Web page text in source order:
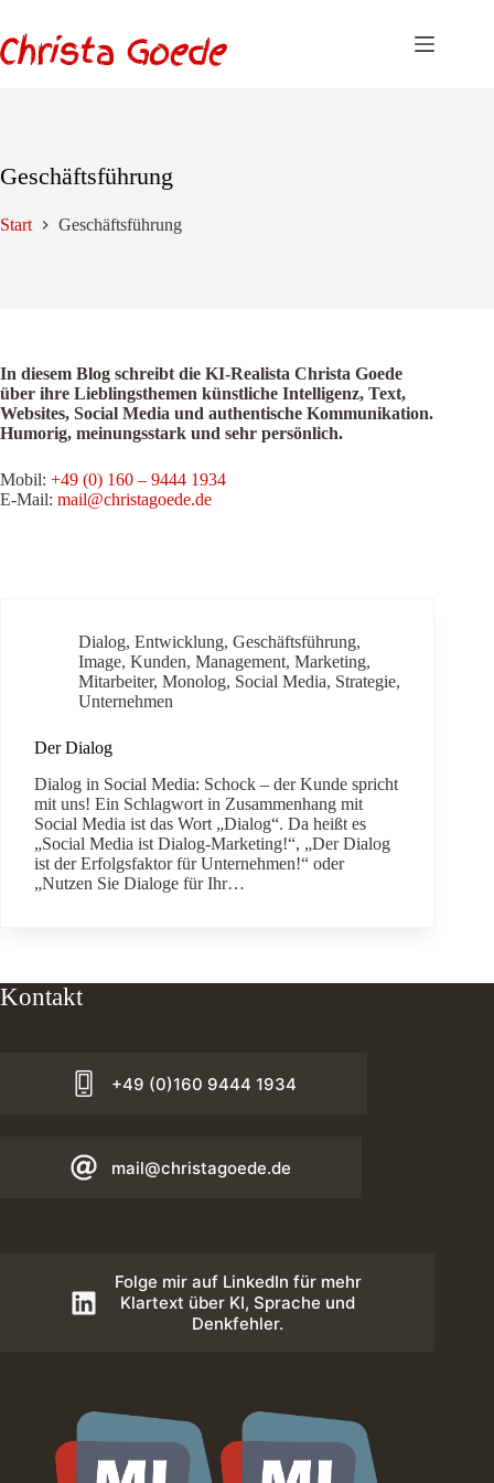
springen
Geschäftsführung
Start Geschäftsführung
In diesem Blog schreibt die KI-Realista Christa Goede
über ihre Lieblingsthemen künstliche Intelligenz, Text,
Websites, Social Media und authentische Kommunikation.
Humorig, meinungsstark und sehr persönlich.
Mobil: +49 (0) 160 – 9444 1934
E-Mail: mail@christagoede.de
Dialog, Entwicklung, Geschäftsführung,
Image, Kunden, Management, Marketing,
Mitarbeiter, Monolog, Social Media, Strategie,
Unternehmen
Der Dialog
Dialog in Social Media: Schock – der Kunde spricht
mit uns! Ein Schlagwort in Zusammenhang mit
Social Media ist das Wort „Dialog“. Da heißt es
„Social Media ist Dialog-Marketing!“, „Der Dialog
ist der Erfolgsfaktor für Unternehmen!“ oder
„Nutzen Sie Dialoge für Ihr…
Kontakt
+49 (0)160 9444 1934
mail@christagoede.de
Folge mir auf LinkedIn für mehr
Klartext über KI, Sprache und
Denkfehler.